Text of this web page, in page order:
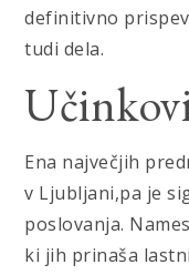
definitivno
tudi dela.
Ena največjih
v Ljubljani,pa je
poslovanja.
ki jih prinaša